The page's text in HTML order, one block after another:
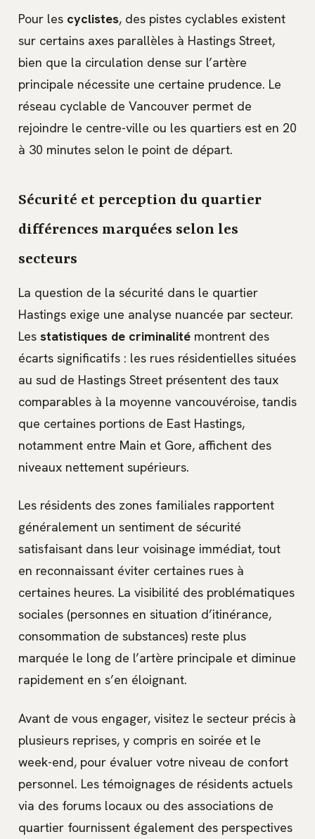
Pour les cyclistes, des pistes cyclables existent
sur certains axes parallèles à Hastings Street,
bien que la circulation dense sur l’artère
principale nécessite une certaine prudence. Le
réseau cyclable de Vancouver permet de
rejoindre le centre-ville ou les quartiers est en 20
à 30 minutes selon le point de départ.
Sécurité et perception du quartier
différences marquées selon les
secteurs
La question de la sécurité dans le quartier
Hastings exige une analyse nuancée par secteur.
Les statistiques de criminalité montrent des
écarts significatifs : les rues résidentielles situées
au sud de Hastings Street présentent des taux
comparables à la moyenne vancouvéroise, tandis
que certaines portions de East Hastings,
notamment entre Main et Gore, affichent des
niveaux nettement supérieurs.
Les résidents des zones familiales rapportent
généralement un sentiment de sécurité
satisfaisant dans leur voisinage immédiat, tout
en reconnaissant éviter certaines rues à
certaines heures. La visibilité des problématiques
sociales (personnes en situation d’itinérance,
consommation de substances) reste plus
marquée le long de l’artère principale et diminue
rapidement en s’en éloignant.
Avant de vous engager, visitez le secteur précis à
plusieurs reprises, y compris en soirée et le
week-end, pour évaluer votre niveau de confort
personnel. Les témoignages de résidents actuels
via des forums locaux ou des associations de
quartier fournissent également des perspectives